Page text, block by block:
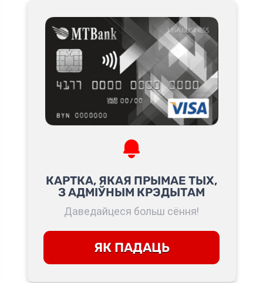
КАРТКА, ЯКАЯ ПРЫМАЕ ТЫХ,
З АДМІЎНЫМ КРЭДЫТАМ
Даведайцеся больш сёння!
ЯК ПАДАЦЬ